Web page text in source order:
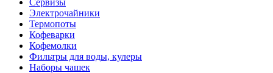
Сервизы
Электрочайники
Термопоты
Кофеварки
Кофемолки
Фильтры для воды, кулеры
Наборы чашек